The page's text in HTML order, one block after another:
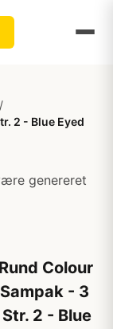
/
2 - Blue Eyed
genereret
Colour
- 3
2 - Blue